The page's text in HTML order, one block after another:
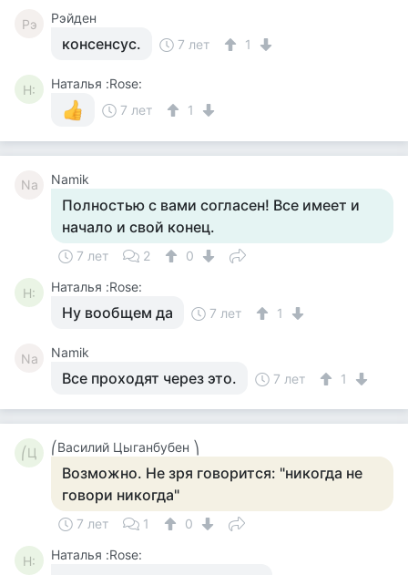
Рэ Рэйден
консенсус. 7 лет 1
Н:
Наталья :Rose:
7 лет
1
Na Namik
Полностью с вами согласен! Все имеет и
начало и свой конец.
7 лет 2 0
Н: Наталья :Rose:
Ну вообщем да 7 лет 1
Na Namik
Все проходят через это. 7 лет 1
⎛Ц ⎛Василий Цыганбубен ⎞
Возможно. Не зря говорится: "никогда не
говори никогда"
7 лет 1 0
Н: Наталья :Rose: